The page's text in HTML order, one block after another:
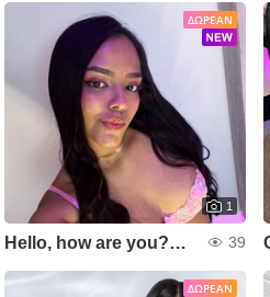
ΔΩΡΕΆΝ
1
Hello, how are you?💞🧸 39
ΔΩΡΕΆΝ